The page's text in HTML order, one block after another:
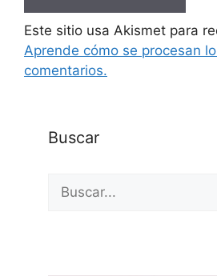
Este sitio usa Akismet para
Aprende cómo se procesan
comentarios.
Buscar